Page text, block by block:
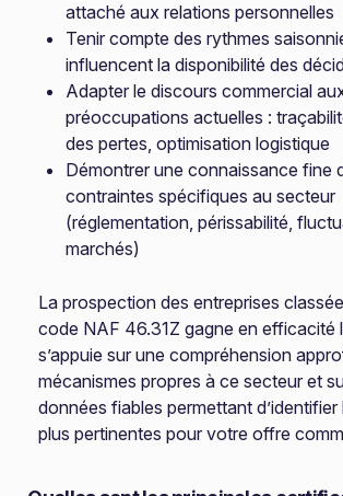
attaché aux relations personnelles
Tenir compte des rythmes
influencent la disponibilité des
Adapter le discours commercial
préoccupations actuelles :
des pertes, optimisation logistique
Démontrer une connaissance fine
contraintes spécifiques au secteur
(réglementation, périssabilité,
marchés)
La prospection des entreprises
code NAF 46.31Z gagne en efficacité
s’appuie sur une compréhension
mécanismes propres à ce secteur et
données fiables permettant d’identifier
plus pertinentes pour votre offre